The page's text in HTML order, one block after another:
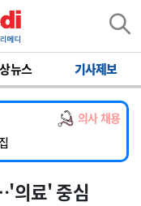
뉴스 기사제보
의사 채용
의사 채용
계약직 의사 공개채용
모집
의료' 중심